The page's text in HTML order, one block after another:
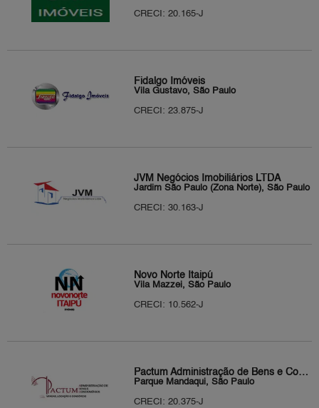
CRECI: 20.165-J
Fidalgo Imóveis
Vila Gustavo, São Paulo
CRECI: 23.875-J
JVM Negócios Imobiliários LTDA
Jardim São Paulo (Zona Norte), São Paulo
CRECI: 30.163-J
Novo Norte Itaipú
Vila Mazzei, São Paulo
CRECI: 10.562-J
Pactum Administração de Bens e Condominio Ltda
Parque Mandaqui, São Paulo
CRECI: 20.375-J